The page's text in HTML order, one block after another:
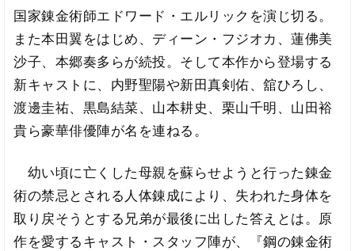
国家錬金術師エドワード・エルリックを演じ切る。
また本田翼をはじめ、ディーン・フジオカ、蓮佛美
沙子、本郷奏多らが続投。そして本作から登場する
新キャストに、内野聖陽や新田真剣佑、舘ひろし、
渡邊圭祐、黒島結菜、山本耕史、栗山千明、山田裕
貴ら豪華俳優陣が名を連ねる。
幼い頃に亡くした母親を蘇らせようと行った錬金
術の禁忌とされる人体錬成により、失われた身体を
取り戻そうとする兄弟が最後に出した答えとは。原
作を愛するキャスト・スタッフ陣が、『鋼の錬金術